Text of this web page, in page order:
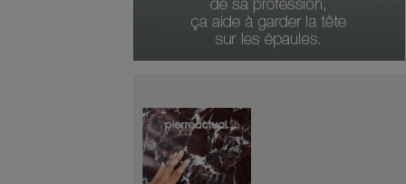
Genre Du Produit